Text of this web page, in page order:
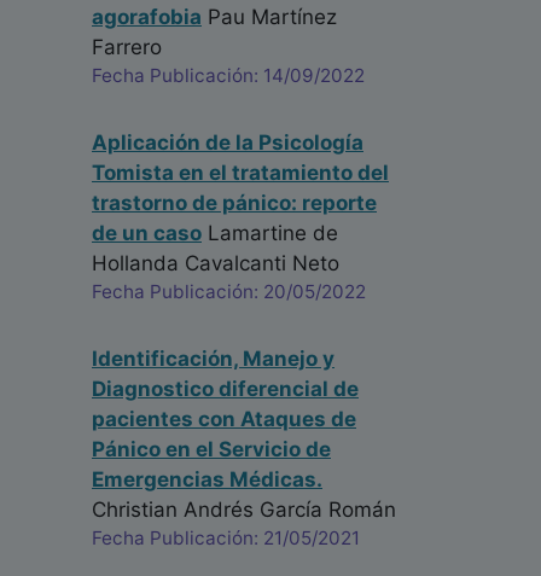
agorafobia Pau Martínez
Farrero
Fecha Publicación: 14/09/2022
Aplicación de la Psicología
Tomista en el tratamiento del
trastorno de pánico: reporte
de un caso Lamartine de
Hollanda Cavalcanti Neto
Fecha Publicación: 20/05/2022
Identificación, Manejo y
Diagnostico diferencial de
pacientes con Ataques de
Pánico en el Servicio de
Emergencias Médicas.
Christian Andrés García Román
Fecha Publicación: 21/05/2021